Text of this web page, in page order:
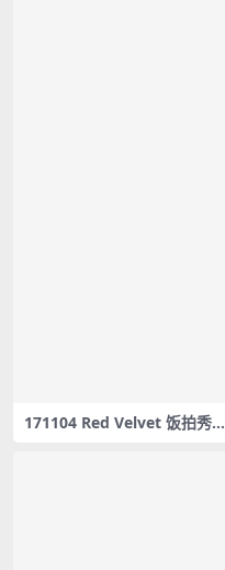
171104 Red Velvet 饭拍秀53